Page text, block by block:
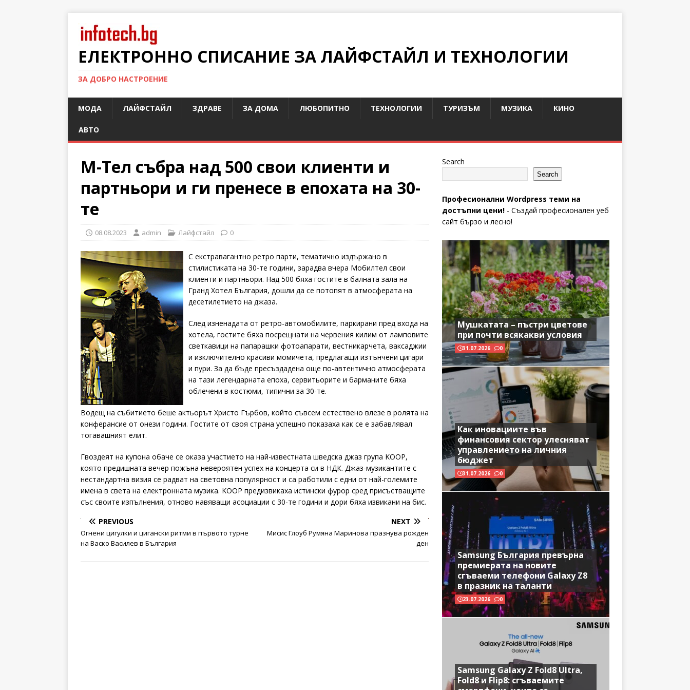
ЕЛЕКТРОННО СПИСАНИЕ ЗА ЛАЙФСТАЙЛ И ТЕХНОЛОГИИ
ЗА ДОБРО НАСТРОЕНИЕ
МОДА ЛАЙФСТАЙЛ ЗДРАВЕ ЗА ДОМА ЛЮБОПИТНО ТЕХНОЛОГИИ ТУРИЗЪМ МУЗИКА КИНО
АВТО
М-Тел събра над 500 свои клиенти и
партньори и ги пренесе в епохата на 30-
те
08.08.2023 admin Лайфстайл 0
С екстравагантно ретро парти, тематично издържано в
стилистиката на 30-те години, зарадва вчера Мобилтел свои
клиенти и партньори. Над 500 бяха гостите в балната зала на
Гранд Хотел България, дошли да се потопят в атмосферата на
десетилетието на джаза.
След изненадата от ретро-автомобилите, паркирани пред входа на
хотела, гостите бяха посрещнати на червения килим от ламповите
светкавици на папарашки фотоапарати, вестникарчета, ваксаджии
и изключително красиви момичета, предлагащи изтънчени цигари
и пури. За да бъде пресъздадена още по-автентично атмосферата
на тази легендарната епоха, сервитьорите и барманите бяха
облечени в костюми, типични за 30-те.
Водещ на събитието беше актьорът Христо Гърбов, който съвсем естествено влезе в ролята на
конферансие от онези години. Гостите от своя страна успешно показаха как се е забавлявал
тогавашният елит.
Гвоздеят на купона обаче се оказа участието на най-известната шведска джаз група KOOP,
която предишната вечер пожъна невероятен успех на концерта си в НДК. Джаз-музикантите с
нестандартна визия се радват на световна популярност и са работили с едни от най-големите
имена в света на електронната музика. KOOP предизвикаха истински фурор сред присъстващите
със своите изпълнения, отново навяващи асоциации с 30-те години и дори бяха извикани на бис.
PREVIOUS
Огнени цигулки и цигански ритми в първото турне
на Васко Василев в България
NEXT
Мисис Глоуб Румяна Маринова празнува рожден
ден
Search
Search
Професионални Wordpress теми на
достъпни цени!- Създай професионален уеб
сайт бързо и лесно!
Мушкатата – пъстри цветове
при почти всякакви условия
31.07.2026 0
Как иновациите във
финансовия сектор улесняват
управлението на личния
бюджет
31.07.2026 0
Samsung България превърна
премиерата на новите
сгъваеми телефони Galaxy Z8
в празник на таланти
23.07.2026 0
Samsung Galaxy Z Fold8 Ultra,
Fold8 и Flip8: сгъваемите